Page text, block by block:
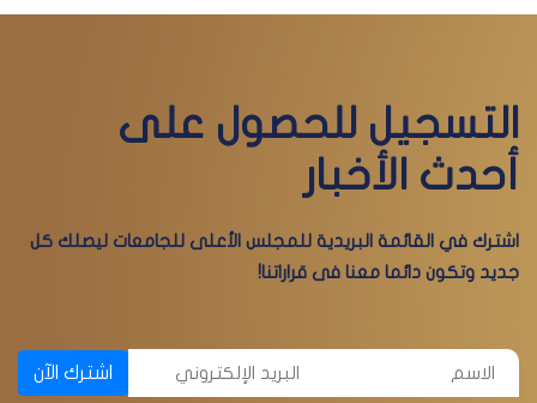
التسجيل للحصول على
أحدث الأخبار
اشترك في القائمة البريدية للمجلس الأعلى للجامعات ليصلك كل
جديد وتكون دائما معنا فى قراراتنا!
اشترك الآن